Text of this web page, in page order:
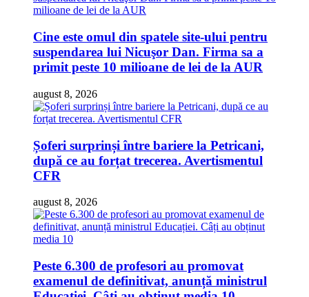
Cine este omul din spatele site-ului pentru
suspendarea lui Nicuşor Dan. Firma sa a
primit peste 10 milioane de lei de la AUR
august 8, 2026
Șoferi surprinși între bariere la Petricani,
după ce au forțat trecerea. Avertismentul
CFR
august 8, 2026
Peste 6.300 de profesori au promovat
examenul de definitivat, anunță ministrul